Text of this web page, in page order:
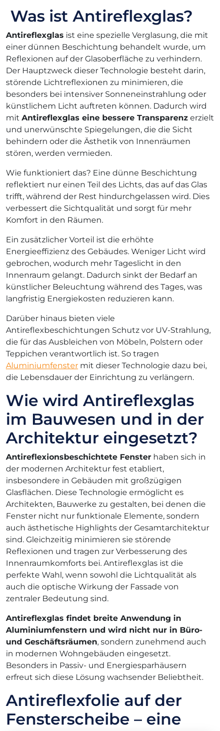
Was ist Antireflexglas?
Antireflexglas ist eine spezielle Verglasung, die mit
einer dünnen Beschichtung behandelt wurde, um
Reflexionen auf der Glasoberfläche zu verhindern.
Der Hauptzweck dieser Technologie besteht darin,
störende Lichtreflexionen zu minimieren, die
besonders bei intensiver Sonneneinstrahlung oder
künstlichem Licht auftreten können. Dadurch wird
mit Antireflexglas eine bessere Transparenz erzielt
und unerwünschte Spiegelungen, die die Sicht
behindern oder die Ästhetik von Innenräumen
stören, werden vermieden.
Wie funktioniert das? Eine dünne Beschichtung
reflektiert nur einen Teil des Lichts, das auf das Glas
trifft, während der Rest hindurchgelassen wird. Dies
verbessert die Sichtqualität und sorgt für mehr
Komfort in den Räumen.
Ein zusätzlicher Vorteil ist die erhöhte
Energieeffizienz des Gebäudes. Weniger Licht wird
gebrochen, wodurch mehr Tageslicht in den
Innenraum gelangt. Dadurch sinkt der Bedarf an
künstlicher Beleuchtung während des Tages, was
langfristig Energiekosten reduzieren kann.
Darüber hinaus bieten viele
Antireflexbeschichtungen Schutz vor UV-Strahlung,
die für das Ausbleichen von Möbeln, Polstern oder
Teppichen verantwortlich ist. So tragen
Aluminiumfenster mit dieser Technologie dazu bei,
die Lebensdauer der Einrichtung zu verlängern.
Wie wird Antireflexglas
im Bauwesen und in der
Architektur eingesetzt?
Antireflexionsbeschichtete Fenster haben sich in
der modernen Architektur fest etabliert,
insbesondere in Gebäuden mit großzügigen
Glasflächen. Diese Technologie ermöglicht es
Architekten, Bauwerke zu gestalten, bei denen die
Fenster nicht nur funktionale Elemente, sondern
auch ästhetische Highlights der Gesamtarchitektur
sind. Gleichzeitig minimieren sie störende
Reflexionen und tragen zur Verbesserung des
Innenraumkomforts bei. Antireflexglas ist die
perfekte Wahl, wenn sowohl die Lichtqualität als
auch die optische Wirkung der Fassade von
zentraler Bedeutung sind.
Antireflexglas findet breite Anwendung in
Aluminiumfenstern und wird nicht nur in Büro-
und Geschäftsräumen, sondern zunehmend auch
in modernen Wohngebäuden eingesetzt.
Besonders in Passiv- und Energiesparhäusern
erfreut sich diese Lösung wachsender Beliebtheit.
Antireflexfolie auf der
Fensterscheibe – eine